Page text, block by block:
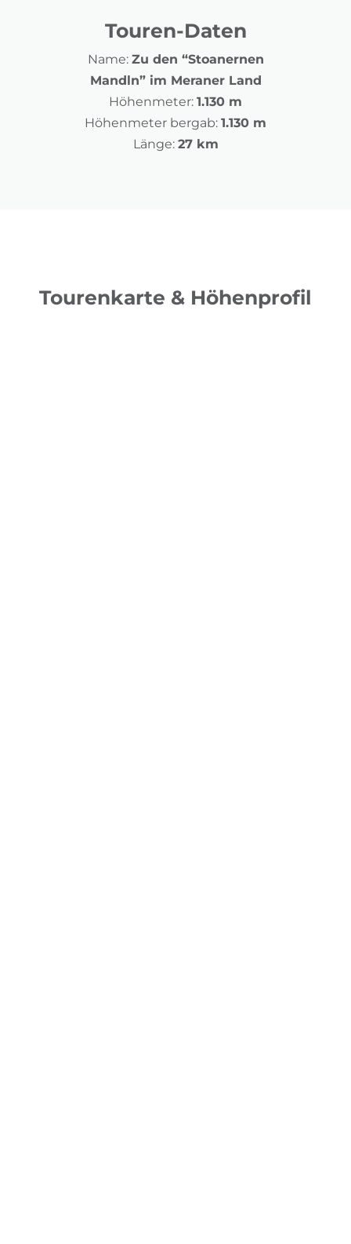
Touren-Daten
Name: Zu den “Stoanernen
Mandln” im Meraner Land
Höhenmeter: 1.130 m
Höhenmeter bergab: 1.130 m
Länge: 27 km
Tourenkarte & Höhenprofil